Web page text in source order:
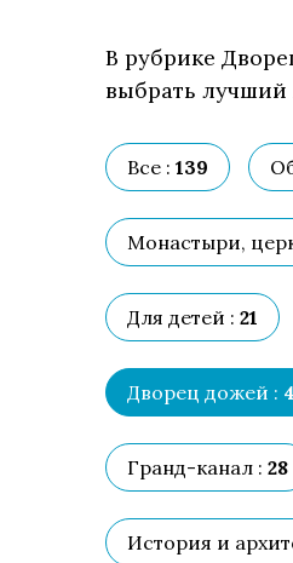
В рубрике
выбрать лучший
Все : 139
Монастыри,
Для детей : 21
Дворец дожей :
Гранд-канал : 28
История и